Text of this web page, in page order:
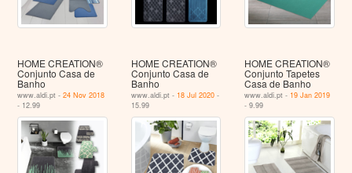
HOME CREATION®
Conjunto Casa de
Banho
www.aldi.pt -24 Nov 2018
- 12.99
HOME CREATION®
Conjunto Casa de
Banho
www.aldi.pt - 18 Jul 2020-
15.99
HOME CREATION®
Conjunto Tapetes
Casa de Banho
www.aldi.pt - 19 Jan 2019
- 9.99